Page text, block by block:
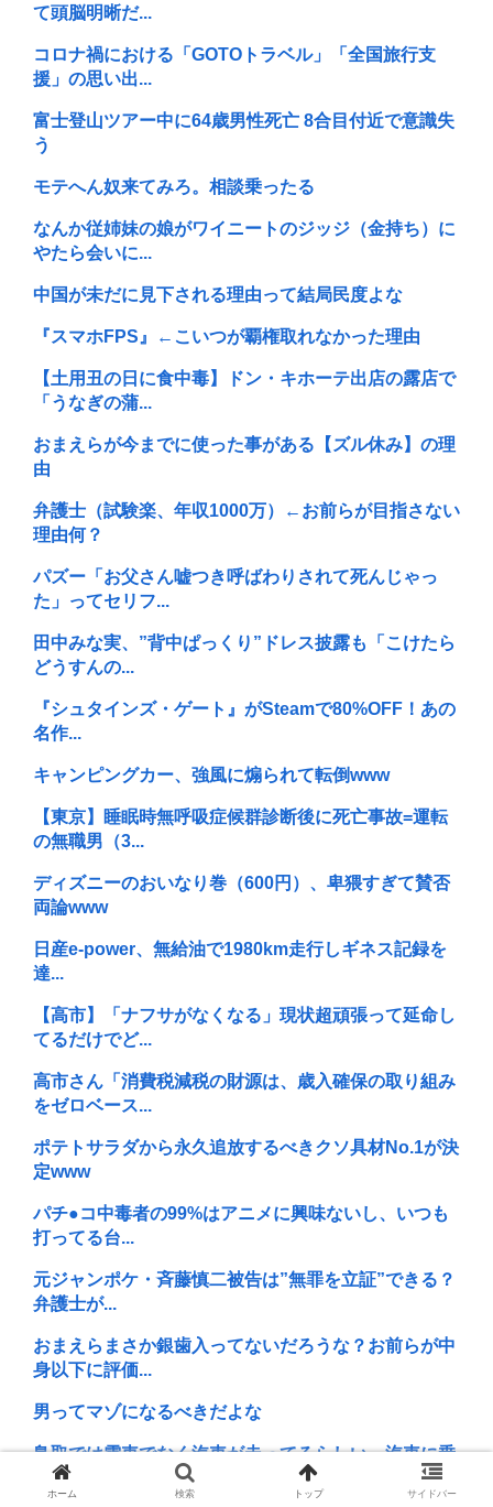
て頭脳明晰だ...
コロナ禍における「GOTOトラベル」「全国旅行支
援」の思い出...
富士登山ツアー中に64歳男性死亡 8合目付近で意識失
う
モテへん奴来てみろ。相談乗ったる
なんか従姉妹の娘がワイニートのジッジ（金持ち）に
やたら会いに...
中国が未だに見下される理由って結局民度よな
『スマホFPS』←こいつが覇権取れなかった理由
【土用丑の日に食中毒】ドン・キホーテ出店の露店で
「うなぎの蒲...
おまえらが今までに使った事がある【ズル休み】の理
由
弁護士（試験楽、年収1000万）←お前らが目指さない
理由何？
パズー「お父さん嘘つき呼ばわりされて死んじゃっ
た」ってセリフ...
田中みな実、”背中ぱっくり”ドレス披露も「こけたら
どうすんの...
『シュタインズ・ゲート』がSteamで80%OFF！あの
名作...
キャンピングカー、強風に煽られて転倒www
【東京】睡眠時無呼吸症候群診断後に死亡事故=運転
の無職男（3...
ディズニーのおいなり巻（600円）、卑猥すぎて賛否
両論www
日産e-power、無給油で1980km走行しギネス記録を
達...
【高市】「ナフサがなくなる」現状超頑張って延命し
てるだけでど...
高市さん「消費税減税の財源は、歳入確保の取り組み
をゼロベース...
ポテトサラダから永久追放するべきクソ具材No.1が決
定www
パチ●コ中毒者の99%はアニメに興味ないし、いつも
打ってる台...
元ジャンポケ・斉藤慎二被告は”無罪を立証”できる？
弁護士が...
おまえらまさか銀歯入ってないだろうな？お前らが中
身以下に評価...
男ってマゾになるべきだよな
鳥取では電車でなく汽車が走ってるらしい。汽車に乗
った10代女...
ホーム 検索 トップ サイドバー